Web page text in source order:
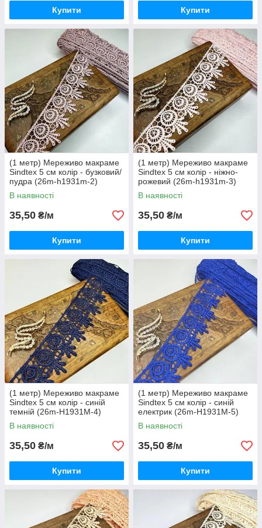
Купити Купити
(1 метр) Мереживо макраме
Sindtex 5 см колір - бузковий/
пудра (26m-h1931m-2)
В наявності
35,50 ₴/м
Купити
(1 метр) Мереживо макраме
Sindtex 5 см колір - ніжно-
рожевий (26m-h1931m-3)
В наявності
35,50 ₴/м
Купити
(1 метр) Мереживо макраме
Sindtex 5 см колір - синій
темній (26m-H1931M-4)
В наявності
35,50 ₴/м
Купити
(1 метр) Мереживо макраме
Sindtex 5 см колір - синій
електрик (26m-H1931M-5)
В наявності
35,50 ₴/м
Купити